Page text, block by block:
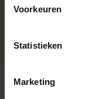
Voorkeuren
Statistieken
Marketing
Briquettes |